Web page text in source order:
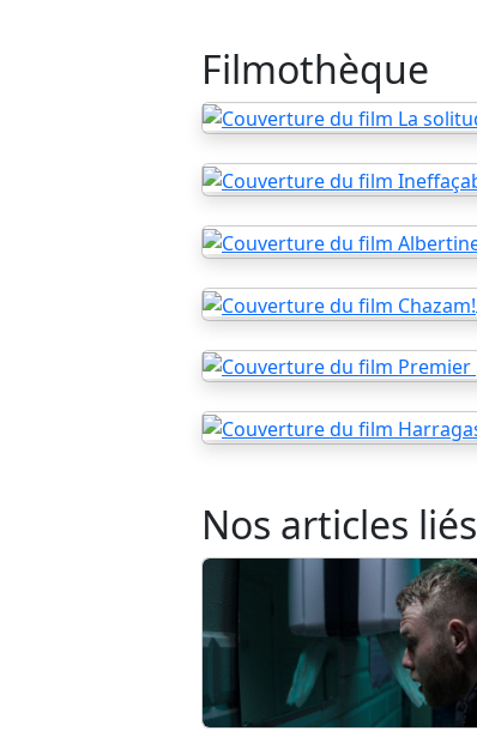
Filmothèque
Nos articles liés